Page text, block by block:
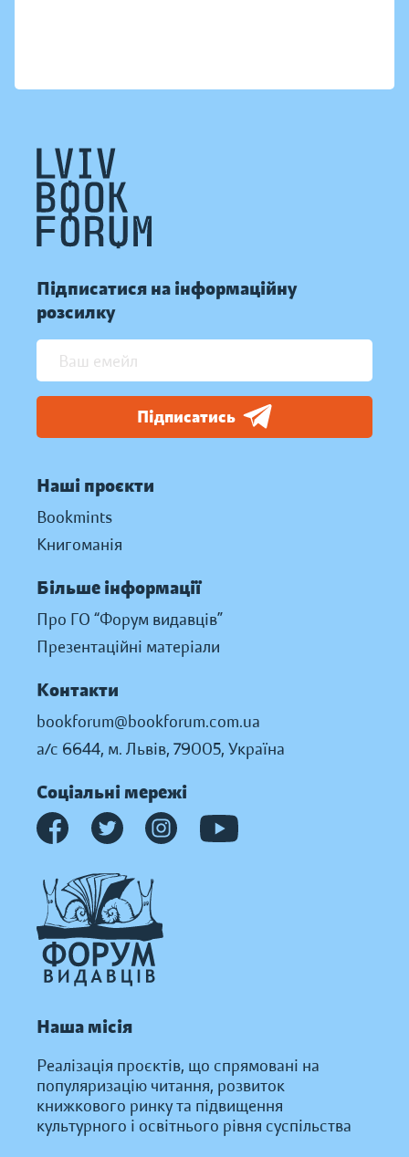
Підписатися на інформаційну
розсилку
Підписатись
Наші проєкти
Bookmints
Книгоманія
Більше інформації
Про ГО “Форум видавців”
Презентаційні матеріали
Контакти
bookforum@bookforum.com.ua
а/с 6644, м. Львів, 79005, Україна
Соціальні мережі
Наша місія
Реалізація проєктів, що спрямовані на
популяризацію читання, розвиток
книжкового ринку та підвищення
культурного і освітнього рівня суспільства